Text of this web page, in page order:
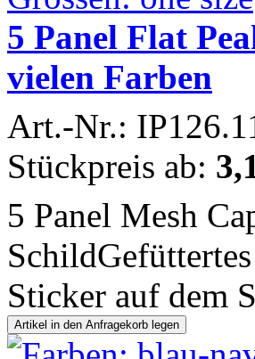
5 Panel Flat
vielen Farben
Art.-Nr.:
Stückpreis ab:
5 Panel Mesh
Sticker auf dem